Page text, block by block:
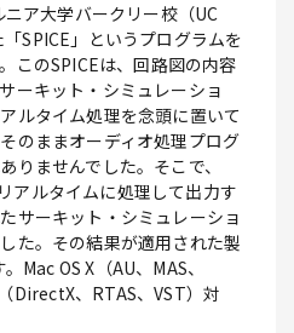
ア大学バークリー校（UC
SPICE」というプログラムを
このSPICEは、回路図の内容
ーキット・シミュレーショ
ルタイム処理を念頭に置いて
のままオーディオ処理プログ
りませんでした。そこで、
アルタイムに処理して出力す
サーキット・シミュレーショ
た。その結果が適用された製
OS X（AU、MAS、
DirectX、RTAS、VST）対